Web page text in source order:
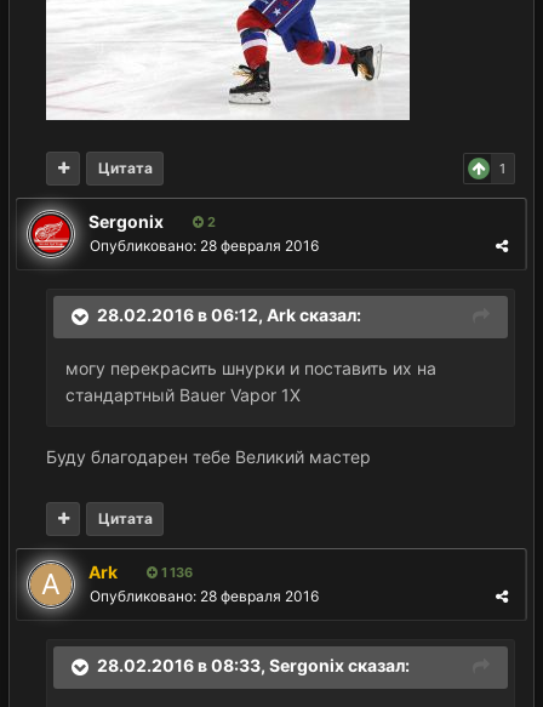
1
Цитата
Sergonix 2
Опубликовано: 28 февраля 2016
28.02.2016 в 06:12, Arkсказал:
могу перекрасить шнурки и поставить их на
стандартный Bauer Vapor 1Х
Буду благодарен тебе Великий мастер
Цитата
Ark 1 136
Опубликовано: 28 февраля 2016
28.02.2016 в 08:33, Sergonixсказал: